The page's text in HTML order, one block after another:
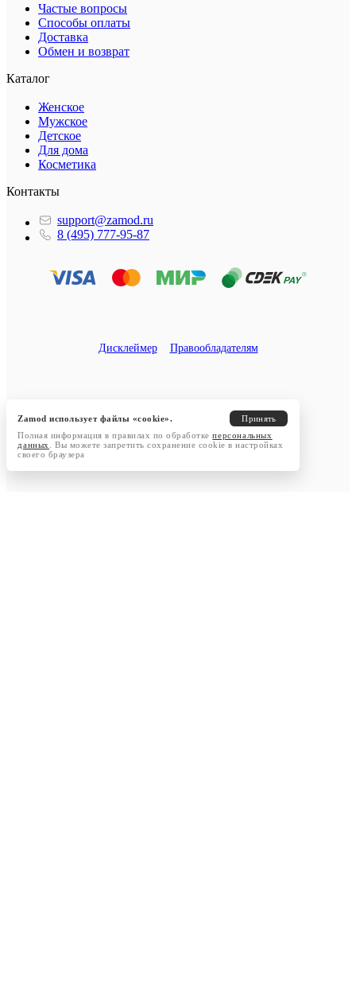
Частые вопросы
Способы оплаты
Доставка
Обмен и возврат
Каталог
Женское
Мужское
Детское
Для дома
Косметика
Контакты
support@zamod.ru
8 (495) 777-95-87
Дисклеймер Правообладателям
Zamod использует файлы «cookie».
Принять
Полная информация в правилах по обработкеперсональных
данных
. Вы можете запретить сохранение cookie в настройках
своего браузера